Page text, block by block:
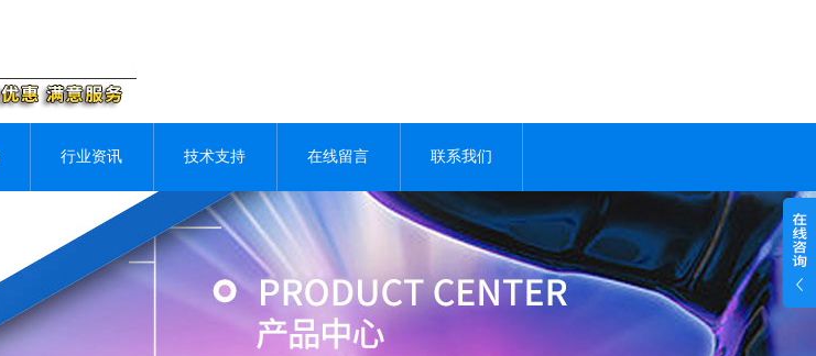
行业资讯 技术支持 在线留言 联系我们